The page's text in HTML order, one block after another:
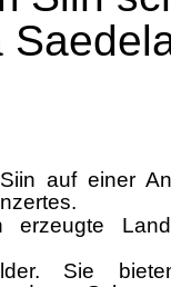
auf einer
erzeugte
Sie